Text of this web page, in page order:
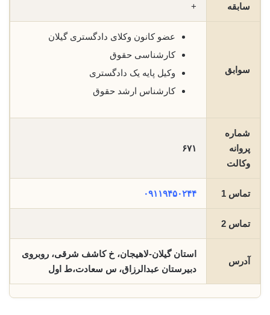
سابقه +
سوابق
عضو کانون وکلای دادگستری گیلان
کارشناسی حقوق
وکیل پایه یک دادگستری
کارشناس ارشد حقوق
شماره
پروانه
وکالت
۶۷۱
تماس 1 ۰۹۱۱۹۴۵۰۲۴۴
تماس 2
آدرس
استان گیلان-لاهیجان، خ کاشف شرقی، روبروی
دبیرستان عبدالرزاق، س سعادت،ط اول